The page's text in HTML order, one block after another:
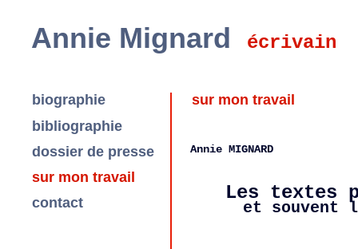
Annie Mignard écrivain
biographie
bibliographie
dossier de presse
sur mon travail
contact
Annie MIGNARD
Les textes
et souvent
sur mon travail